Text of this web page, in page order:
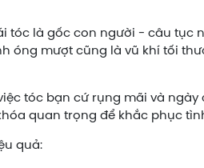
tóc là gốc con người - câu tục
óng mượt cũng là vũ khí tối
tóc bạn cứ rụng mãi và ngày
quan trọng để khắc phục
quả: